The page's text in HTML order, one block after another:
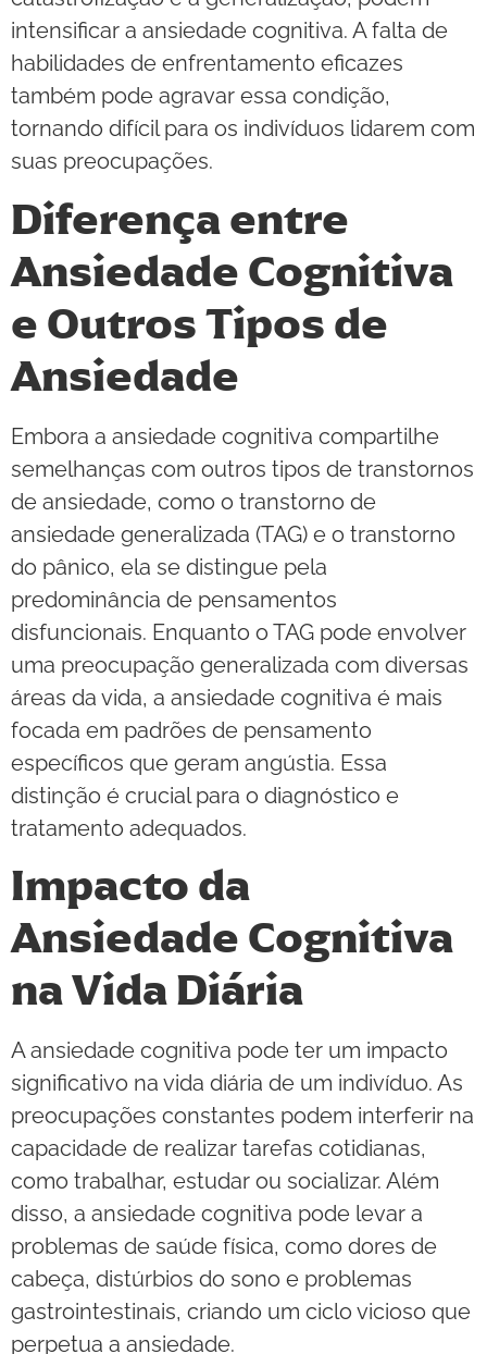
intensificar a ansiedade cognitiva. A falta de
habilidades de enfrentamento eficazes
também pode agravar essa condição,
tornando difícil para os indivíduos lidarem com
suas preocupações.
Diferença entre
Ansiedade Cognitiva
e Outros Tipos de
Ansiedade
Embora a ansiedade cognitiva compartilhe
semelhanças com outros tipos de transtornos
de ansiedade, como o transtorno de
ansiedade generalizada (TAG) e o transtorno
do pânico, ela se distingue pela
predominância de pensamentos
disfuncionais. Enquanto o TAG pode envolver
uma preocupação generalizada com diversas
áreas da vida, a ansiedade cognitiva é mais
focada em padrões de pensamento
específicos que geram angústia. Essa
distinção é crucial para o diagnóstico e
tratamento adequados.
Impacto da
Ansiedade Cognitiva
na Vida Diária
A ansiedade cognitiva pode ter um impacto
significativo na vida diária de um indivíduo. As
preocupações constantes podem interferir na
capacidade de realizar tarefas cotidianas,
como trabalhar, estudar ou socializar. Além
disso, a ansiedade cognitiva pode levar a
problemas de saúde física, como dores de
cabeça, distúrbios do sono e problemas
gastrointestinais, criando um ciclo vicioso que
perpetua a ansiedade.